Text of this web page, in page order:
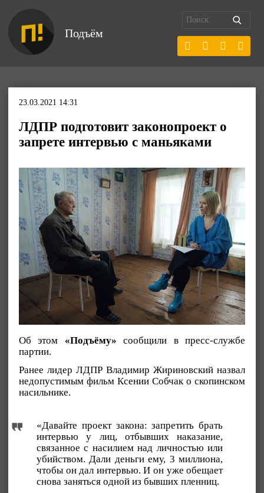
Подъём
23.03.2021 14:31
ЛДПР подготовит законопроект о
запрете интервью с маньяками
Об этом «Подъёму» сообщили в пресс-службе
партии.
Ранее лидер ЛДПР Владимир Жириновский назвал
недопустимым фильм Ксении Собчак о скопинском
насильнике.
«Давайте проект закона: запретить брать
интервью у лиц, отбывших наказание,
связанное с насилием над личностью или
убийством. Дали деньги ему, 3 миллиона,
чтобы он дал интервью. И он уже обещает
снова заняться одной из бывших пленниц.